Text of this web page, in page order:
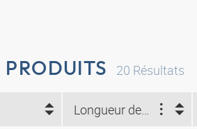
20 Résultats
Longueur des rouleaux (m)